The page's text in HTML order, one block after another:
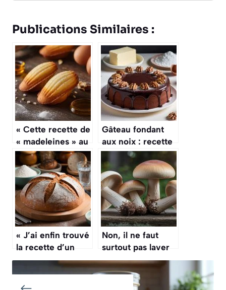
Publications Similaires :
« Cette recette de
« madeleines » au
miel et à la fleur
d’oranger est une
pure merveille
pour le goûter »
Gâteau fondant
aux noix : recette
facile et rapide
« J’ai enfin trouvé
la recette d’un
pain de campagne
qui a une croûte
épaisse et une
Non, il ne faut
surtout pas laver
les champignons à
grande eau et les
chefs vous